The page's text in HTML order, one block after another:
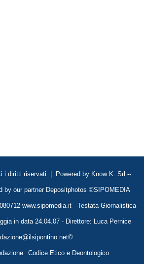
i diritti riservati | Powered by Know K. Srl --
by our partner Depositphotos ©SIPOMEDIA
www.sipomedia.it - Testata Giornalistica
in data 24.04.07 - Direttore: Luca Pernice
Codice Etico e Deontologico